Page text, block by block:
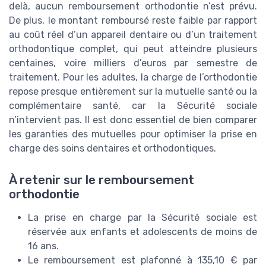
delà, aucun remboursement orthodontie n’est prévu.
De plus, le montant remboursé reste faible par rapport
au coût réel d’un appareil dentaire ou d’un traitement
orthodontique complet, qui peut atteindre plusieurs
centaines, voire milliers d’euros par semestre de
traitement. Pour les adultes, la charge de l’orthodontie
repose presque entièrement sur la mutuelle santé ou la
complémentaire santé, car la Sécurité sociale
n’intervient pas. Il est donc essentiel de bien comparer
les garanties des mutuelles pour optimiser la prise en
charge des soins dentaires et orthodontiques.
À retenir sur le remboursement
orthodontie
La prise en charge par la Sécurité sociale est
réservée aux enfants et adolescents de moins de
16 ans.
Le remboursement est plafonné à 135,10 € par